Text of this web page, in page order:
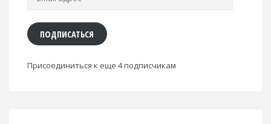
ПОДПИСАТЬСЯ
Присоединиться к еще 4 подписчикам